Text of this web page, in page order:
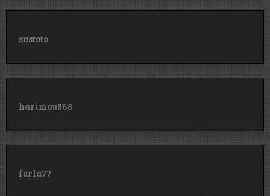
sastoto
harimau868
furla77